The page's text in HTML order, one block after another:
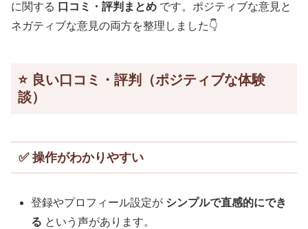
に関する 口コミ・評判まとめ です。ポジティブな意見と
ネガティブな意見の両方を整理しました👇
⭐️ 良い口コミ・評判（ポジティブな体験
談）
✅ 操作がわかりやすい
登録やプロフィール設定が シンプルで直感的にでき
る という声があります。